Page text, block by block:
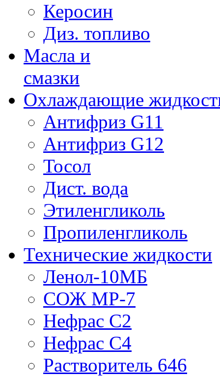
Керосин
Диз. топливо
Масла и
смазки
Охлаждающие
Антифриз G11
Антифриз G12
Тосол
Дист. вода
Этиленгликоль
Пропиленгликоль
Технические жидкости
Ленол-10МБ
СОЖ МР-7
Нефрас С2
Нефрас С4
Растворитель 646